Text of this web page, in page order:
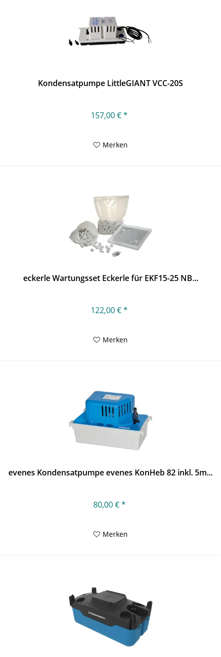
Kondensatpumpe LittleGIANT VCC-20S
157,00 € *
Merken
eckerle Wartungsset Eckerle für EKF15-25 NB...
122,00 € *
Merken
evenes Kondensatpumpe evenes KonHeb 82 inkl. 5m...
80,00 € *
Merken